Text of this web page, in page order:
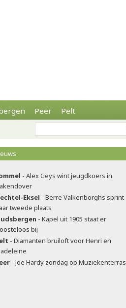
Peer Pelt
- Alex Geys wint jeugdkoers in
Eksel - Berre Valkenborghs sprint
tweede plaats
- Kapel uit 1905 staat er
bij
- Diamanten bruiloft voor Henri en
- Joe Hardy zondag op Muziekenterras